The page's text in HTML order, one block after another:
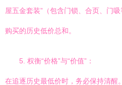
屋五金套装”（包含门锁、合页、门
购买的历史低价总和。
5. 权衡“价格”与“价值”：
在追逐历史最低价时，务必保持清醒